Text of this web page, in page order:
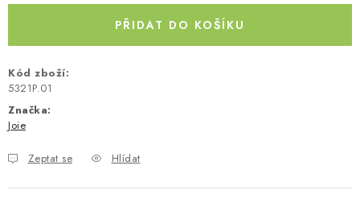
Obchodní podmínky
PŘIDAT DO KOŠÍKU
Kód zboží:
5321P.01
Značka:
Joie
Zeptat se Hlídat